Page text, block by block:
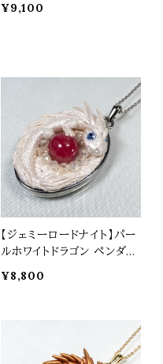
天然石 パワーストーン t05
¥9,100
【ジェミーロードナイト】パー
ルホワイトドラゴン ペンダン
リー 天然石 パワーストーン
¥8,800